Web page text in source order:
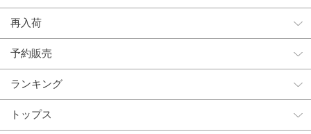
再入荷
予約販売
ランキング
トップス